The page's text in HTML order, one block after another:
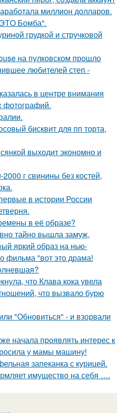
миллион долларов.
Бомба".
грудкой и стручковой
на пулковском прошло
любителей степ -
в центре внимания
фотографий.
бисквит для пп торта,
выходит экономно и
г свинины без костей,
в истории России
в её образе?
тайно вышла замуж,
яркий образ на нью-
фильма "вот это драма!
что Клава кока увела
что вызвало бурю
"Обновиться" - и взорвали
начала проявлять интерес к
у мамы машину!
запеканка с курицей.
имущество на себя ….